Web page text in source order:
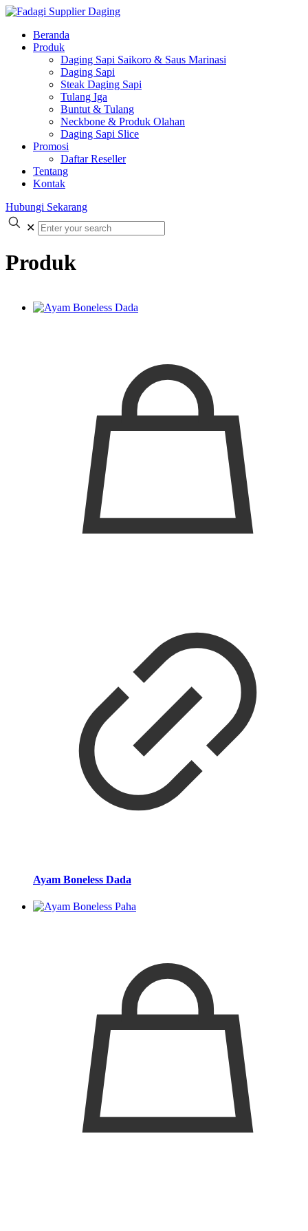
Beranda
Produk
Daging Sapi Saikoro & Saus Marinasi
Daging Sapi
Steak Daging Sapi
Tulang Iga
Buntut & Tulang
Neckbone & Produk Olahan
Daging Sapi Slice
Promosi
Daftar Reseller
Tentang
Kontak
Hubungi Sekarang
✕
Produk
Ayam Boneless Dada